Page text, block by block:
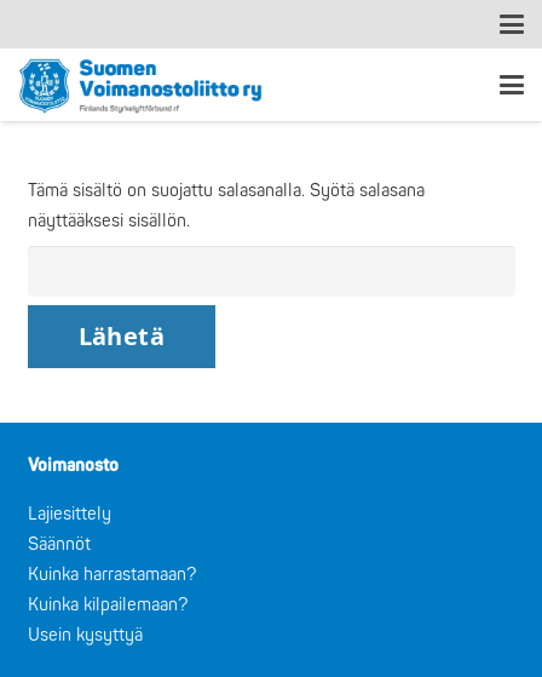
Tämä sisältö on suojattu salasanalla. Syötä salasana
näyttääksesi sisällön.
Voimanosto
Lajiesittely
Säännöt
Kuinka harrastamaan?
Kuinka kilpailemaan?
Usein kysyttyä